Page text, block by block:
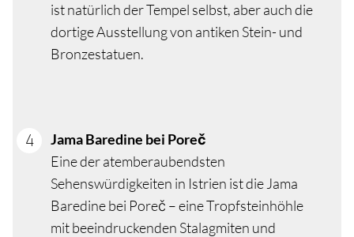
ist natürlich der Tempel selbst, aber auch die
dortige Ausstellung von antiken Stein- und
Bronzestatuen.
Jama Baredine bei Poreč
Eine der atemberaubendsten
Sehenswürdigkeiten in Istrien ist die Jama
Baredine bei Poreč – eine Tropfsteinhöhle
mit beeindruckenden Stalagmiten und